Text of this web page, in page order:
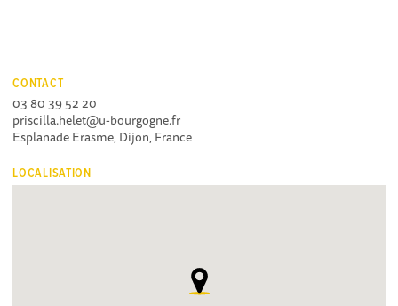
CONTACT
03 80 39 52 20
priscilla.helet@u-bourgogne.fr
Esplanade Erasme, Dijon, France
LOCALISATION